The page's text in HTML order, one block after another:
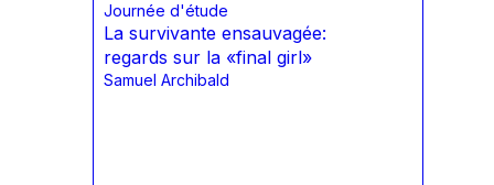
Journée d'étude
La survivante ensauvagée:
regards sur la «final girl»
Samuel Archibald